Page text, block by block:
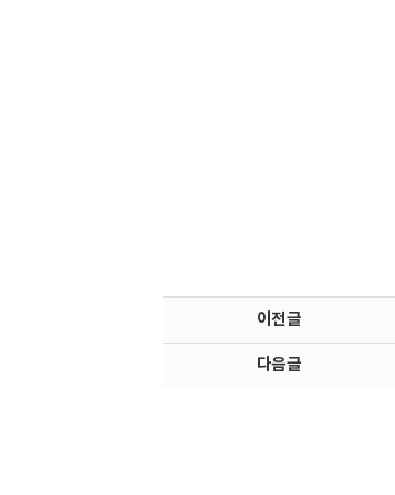
이전글
다음글